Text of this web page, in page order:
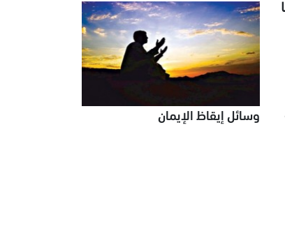
وسائل إيقاظ الإيمان